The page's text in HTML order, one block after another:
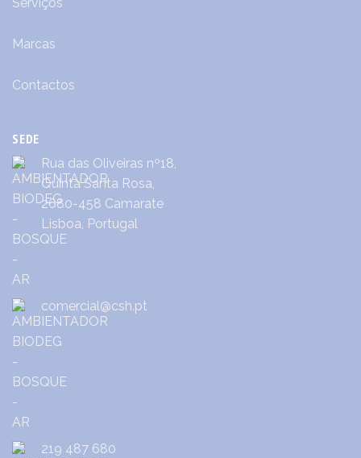
Serviços
Marcas
Contactos
SEDE
Rua das Oliveiras nº18,
Quinta Santa Rosa,
2680-458 Camarate
Lisboa, Portugal
comercial@csh.pt
219 487 680